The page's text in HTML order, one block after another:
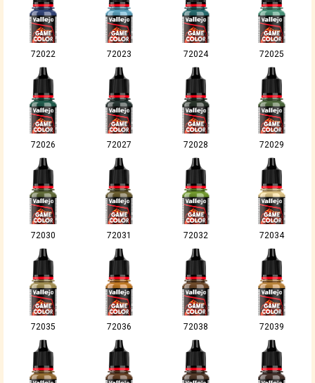
72022 72023 72024 72025
72026 72027 72028 72029
72030 72031 72032 72034
72035 72036 72038 72039